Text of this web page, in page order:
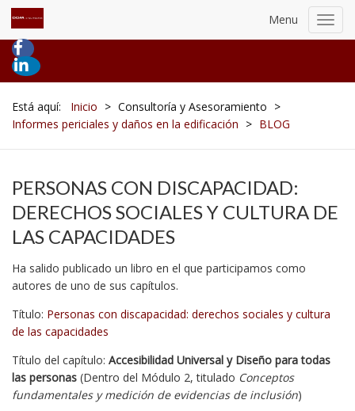
Menu
Está aquí: Inicio > Consultoría y Asesoramiento >
Informes periciales y daños en la edificación > BLOG
PERSONAS CON DISCAPACIDAD:
DERECHOS SOCIALES Y CULTURA DE
LAS CAPACIDADES
Ha salido publicado un libro en el que participamos como
autores de uno de sus capítulos.
Título: Personas con discapacidad: derechos sociales y cultura
de las capacidades
Título del capítulo: Accesibilidad Universal y Diseño para todas
las personas (Dentro del Módulo 2, titulado Conceptos
fundamentales y medición de evidencias de inclusión)